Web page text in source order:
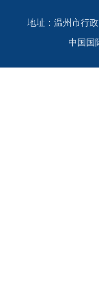
地址：温州市行
中国国